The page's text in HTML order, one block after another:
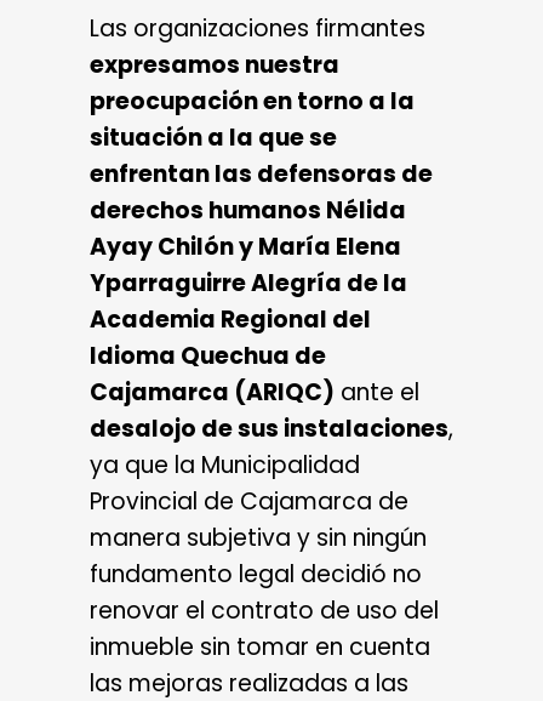
Las organizaciones firmantes
expresamos nuestra
preocupación en torno a la
situación a la que se
enfrentan las defensoras de
derechos humanos Nélida
Ayay Chilón y María Elena
Yparraguirre Alegría de la
Academia Regional del
Idioma Quechua de
Cajamarca (ARIQC) ante el
desalojo de sus instalaciones,
ya que la Municipalidad
Provincial de Cajamarca de
manera subjetiva y sin ningún
fundamento legal decidió no
renovar el contrato de uso del
inmueble sin tomar en cuenta
las mejoras realizadas a las